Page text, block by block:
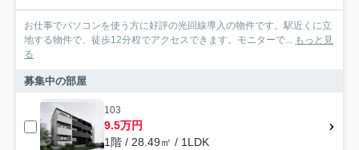
お仕事でパソコンを使う方に好評の光回線導入の物件です。駅近くに立
地する物件で、徒歩12分程でアクセスできます。モニターで... もっと見
る
募集中の部屋
103
9.5万円
1階 / 28.49㎡ / 1LDK